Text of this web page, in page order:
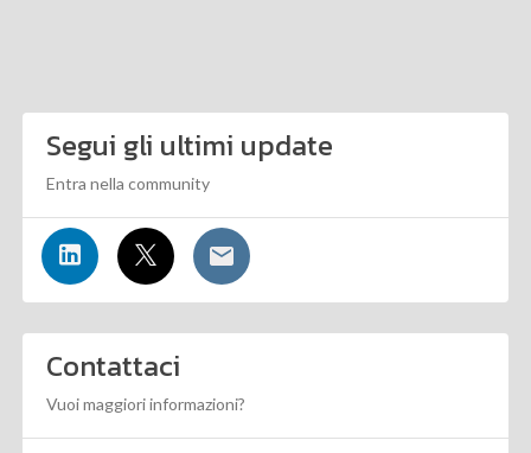
Segui gli ultimi update
Entra nella community
Contattaci
Vuoi maggiori informazioni?